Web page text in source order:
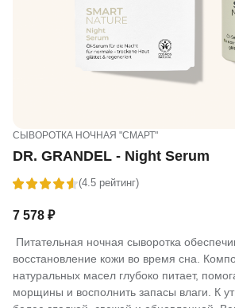
СЫВОРОТКА НОЧНАЯ "СМАРТ"
DR. GRANDEL - Night Serum
(4.5 рейтинг)
7 578 ₽
Питательная ночная сыворотка
восстановление кожи во время сна.
натуральных масел глубоко питает,
морщины и восполнить запасы влаги. К